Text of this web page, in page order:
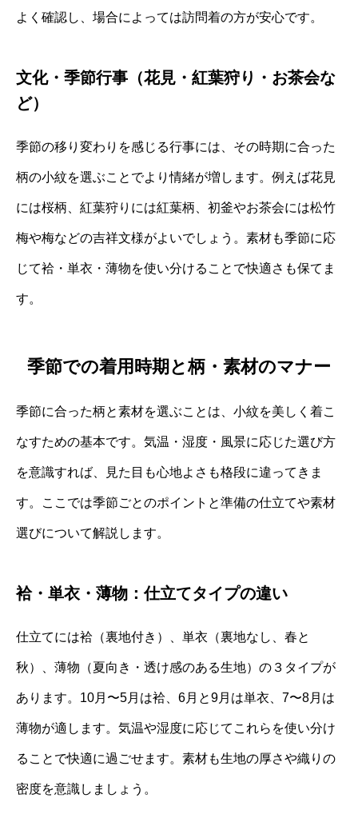
よく確認し、場合によっては訪問着の方が安心です。
文化・季節行事（花見・紅葉狩り・お茶会な
ど）
季節の移り変わりを感じる行事には、その時期に合った
柄の小紋を選ぶことでより情緒が増します。例えば花見
には桜柄、紅葉狩りには紅葉柄、初釜やお茶会には松竹
梅や梅などの吉祥文様がよいでしょう。素材も季節に応
じて袷・単衣・薄物を使い分けることで快適さも保てま
す。
季節での着用時期と柄・素材のマナー
季節に合った柄と素材を選ぶことは、小紋を美しく着こ
なすための基本です。気温・湿度・風景に応じた選び方
を意識すれば、見た目も心地よさも格段に違ってきま
す。ここでは季節ごとのポイントと準備の仕立てや素材
選びについて解説します。
袷・単衣・薄物：仕立てタイプの違い
仕立てには袷（裏地付き）、単衣（裏地なし、春と
秋）、薄物（夏向き・透け感のある生地）の３タイプが
あります。10月〜5月は袷、6月と9月は単衣、7〜8月は
薄物が適します。気温や湿度に応じてこれらを使い分け
ることで快適に過ごせます。素材も生地の厚さや織りの
密度を意識しましょう。